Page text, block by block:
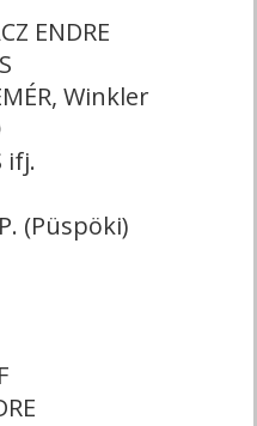
ENDRE
Winkler
ifj.
(Püspöki)